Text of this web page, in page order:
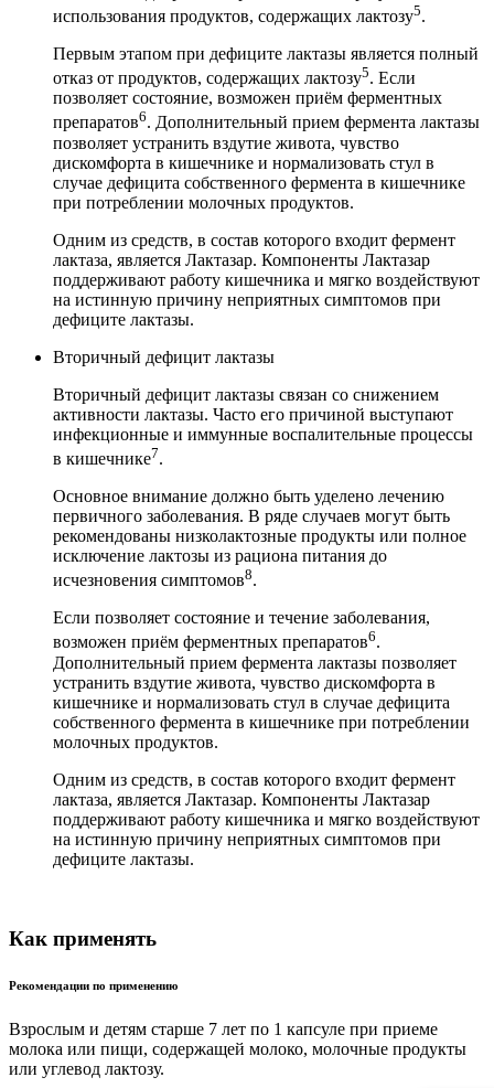
использования продуктов, содержащих лактозу5.
Первым этапом при дефиците лактазы является полный
отказ от продуктов, содержащих лактозу5. Если
позволяет состояние, возможен приём ферментных
препаратов6. Дополнительный прием фермента лактазы
позволяет устранить вздутие живота, чувство
дискомфорта в кишечнике и нормализовать стул в
случае дефицита собственного фермента в кишечнике
при потреблении молочных продуктов.
Одним из средств, в состав которого входит фермент
лактаза, является Лактазар. Компоненты Лактазар
поддерживают работу кишечника и мягко воздействуют
на истинную причину неприятных симптомов при
дефиците лактазы.
Вторичный дефицит лактазы
Вторичный дефицит лактазы связан со снижением
активности лактазы. Часто его причиной выступают
инфекционные и иммунные воспалительные процессы
в кишечнике7.
Основное внимание должно быть уделено лечению
первичного заболевания. В ряде случаев могут быть
рекомендованы низколактозные продукты или полное
исключение лактозы из рациона питания до
исчезновения симптомов8.
Если позволяет состояние и течение заболевания,
возможен приём ферментных препаратов6.
Дополнительный прием фермента лактазы позволяет
устранить вздутие живота, чувство дискомфорта в
кишечнике и нормализовать стул в случае дефицита
собственного фермента в кишечнике при потреблении
молочных продуктов.
Одним из средств, в состав которого входит фермент
лактаза, является Лактазар. Компоненты Лактазар
поддерживают работу кишечника и мягко воздействуют
на истинную причину неприятных симптомов при
дефиците лактазы.
Как применять
Рекомендации по применению
Взрослым и детям старше 7 лет по 1 капсуле при приеме
молока или пищи, содержащей молоко, молочные продукты
или углевод лактозу.